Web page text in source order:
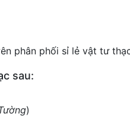
phân phối sỉ lẻ vật tư
sau:
)